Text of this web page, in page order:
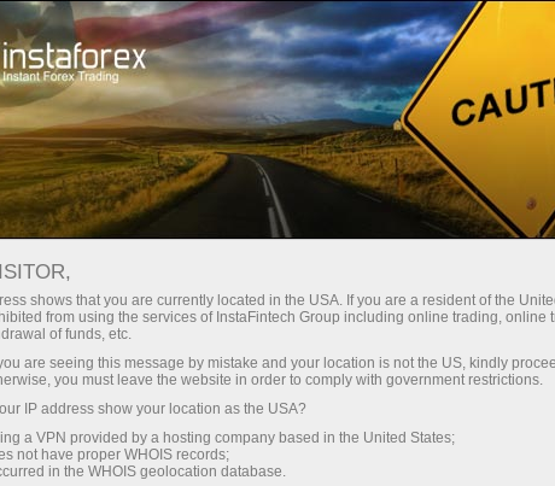
Pembukaan akun instan Platform Trading
Pemula Untuk Investor Untuk Mitra Promo
shows that you are currently located in the USA. If you are a resident of the
from using the services of InstaFintech Group including online trading, online
of funds, etc.
are seeing this message by mistake and your location is not the US, kindly
you must leave the website in order to comply with government restrictions.
IP address show your location as the USA?
a VPN provided by a hosting company based in the United States;
not have proper WHOIS records;
in the WHOIS geolocation database.